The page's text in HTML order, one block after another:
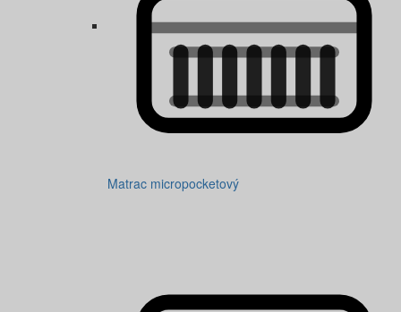
Matrac micropocketový